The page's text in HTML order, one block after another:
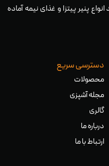
انواع پنیر پیتزا و غذای نیمه آماده
دسترسی سریع
محصولات
مجله آشپزی
گالری
درباره ما
ارتباط با ما